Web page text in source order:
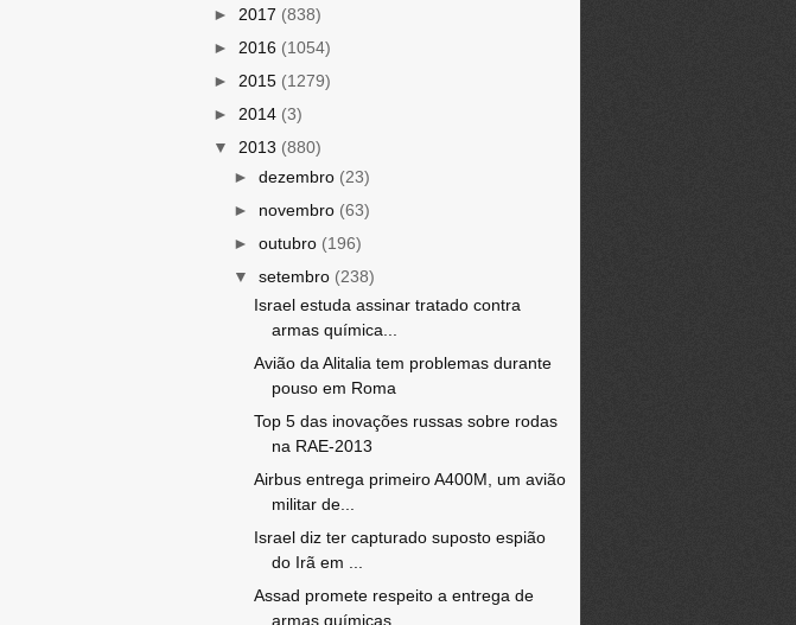
► 2017 (838)
► 2016 (1054)
► 2015 (1279)
► 2014 (3)
▼ 2013 (880)
► dezembro (23)
► novembro (63)
► outubro (196)
▼ setembro (238)
Israel estuda assinar tratado contra
armas química...
Avião da Alitalia tem problemas durante
pouso em Roma
Top 5 das inovações russas sobre rodas
na RAE-2013
Airbus entrega primeiro A400M, um avião
militar de...
Israel diz ter capturado suposto espião
do Irã em ...
Assad promete respeito a entrega de
armas químicas...